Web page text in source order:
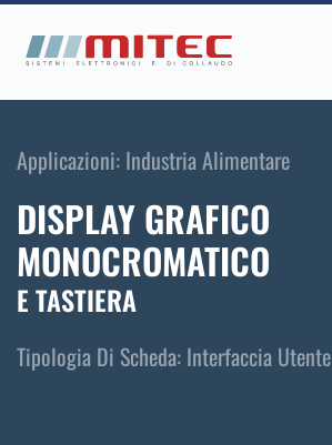
Skip
Applicazioni: Industria Alimentare
DISPLAY GRAFICO
MONOCROMATICO
E TASTIERA
Tipologia Di Scheda: Interfaccia Utente